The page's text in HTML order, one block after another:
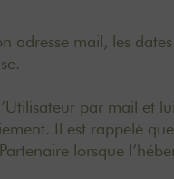
adresse mail, les
par mail et
Il est rappelé
lorsque